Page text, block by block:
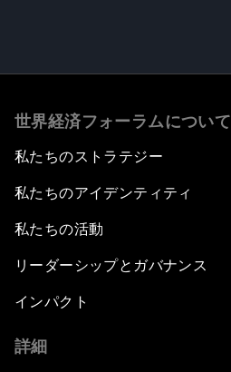
世界経済フォーラムについて
私たちのストラテジー
私たちのアイデンティティ
私たちの活動
リーダーシップとガバナンス
インパクト
詳細